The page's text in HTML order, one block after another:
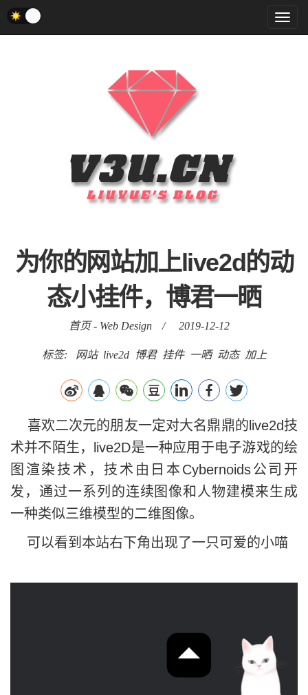
菜
单
为你的网站加上live2d的动
态小挂件，博君一晒
首页- Web Design / 2019-12-12
标签: 网站 live2d 博君 挂件 一晒 动态 加上
喜欢二次元的朋友一定对大名鼎鼎的live2d技
术并不陌生，live2D是一种应用于电子游戏的绘
图渲染技术，技术由日本Cybernoids公司开
发，通过一系列的连续图像和人物建模来生成
一种类似三维模型的二维图像。
可以看到本站右下角出现了一只可爱的小喵